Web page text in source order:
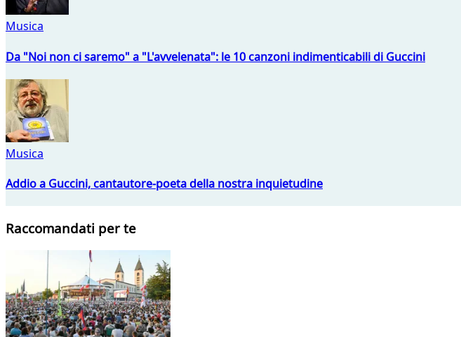
Musica
Da "Noi non ci saremo" a "L'avvelenata": le 10 canzoni indimenticabili di Guccini
Musica
Addio a Guccini, cantautore-poeta della nostra inquietudine
Raccomandati per te